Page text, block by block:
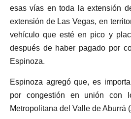
esas vías en toda la extensión
extensión de Las Vegas, en
vehículo que esté en pico y
después de haber pagado por
Espinoza.
Espinoza agregó que, es
por congestión en unión con
Metropolitana del Valle de Aburrá